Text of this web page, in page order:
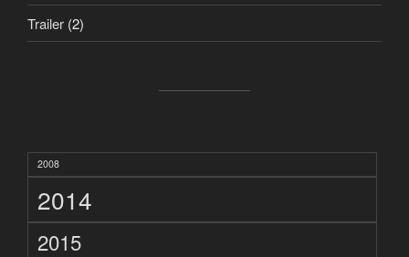
Trailer (2)
2008
2014
2015